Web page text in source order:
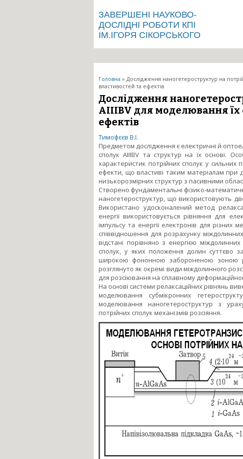
ЗАВЕРШЕНІ НАУКОВО-
ДОСЛІДНІ РОБОТИ КПІ
ІМ.ІГОРЯ СІКОРСЬКОГО
Ви є тут
Головна » Дослідження наногетероструктур на
властивостей та ефектів
Дослідження
AIIIBV для моделювання їх
ефектів
Тимофєєв В.І.
Предметом дослідження є електричні й
сполук AIIIBV та структур на їх основі.
характеристик потрійних сполук у сильних
ефекти, що властиві таким матеріалам при
низькорозмірних структур з пасивними
Створено фундаментальні фізико-
наногетероструктур, що використовують
Використано удосконалений метод
енергії використовується рівняння для
імпульсу та енергії електронів для різних
співвідношення для розрахунку
відстані порівняно з енергією
сполук, у яких положення долин суттєво
широкою фононною забороненою зоною
розглянуто як окремі види міждолинного
для розсіювання на сплавному
На основі системи релаксаційних рівнянь
моделювання субмікронних
моделювання наногетероструктур з
потрійних сполук механізмів розсіяння.